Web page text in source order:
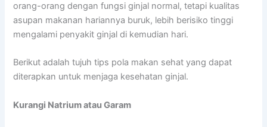
orang-orang dengan fungsi ginjal normal, tetapi kualitas
asupan makanan hariannya buruk, lebih berisiko tinggi
mengalami penyakit ginjal di kemudian hari.
Berikut adalah tujuh tips pola makan sehat yang dapat
diterapkan untuk menjaga kesehatan ginjal.
Kurangi Natrium atau Garam